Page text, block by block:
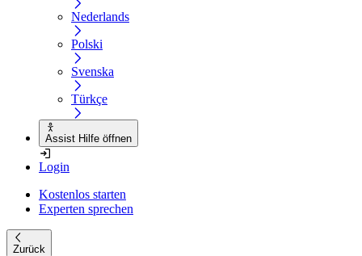
Nederlands
Polski
Svenska
Türkçe
Assist Hilfe öffnen
Login
Kostenlos starten
Experten sprechen
Zurück